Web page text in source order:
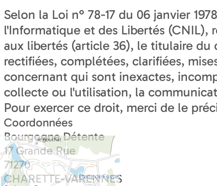
Selon la Loi n° 78-17 du 06 janvier
l'Informatique et des Libertés (CNIL),
aux libertés (article 36), le titulaire
rectifiées, complétées, clarifiées,
concernant qui sont inexactes,
collecte ou l'utilisation, la
Pour exercer ce droit, merci de le
Coordonnées
Bourgogne Détente
17 Grande Rue
71270
CHARETTE-VARENNES